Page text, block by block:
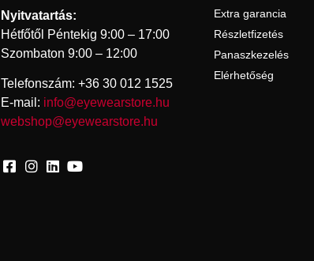
Nyitvatartás:
Hétfőtől Péntekig 9:00 – 17:00
Szombaton 9:00 – 12:00
Telefonszám: +36 30 012 1525
E-mail: info@eyewearstore.hu
webshop@eyewearstore.hu
Extra garancia
Részletfizetés
Panaszkezelés
Elérhetőség